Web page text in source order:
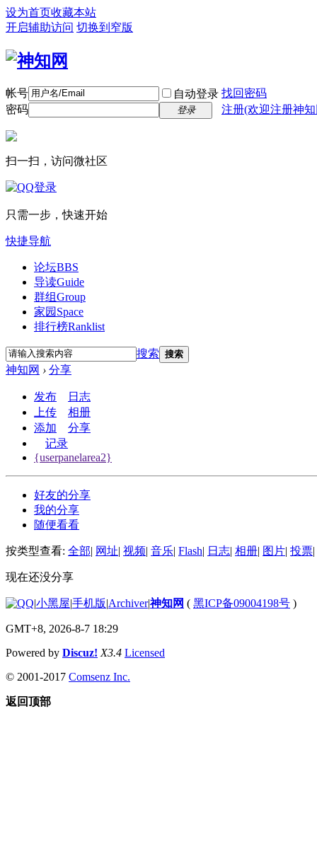
设为首页收藏本站
开启辅助访问 切换到窄版
帐号 自动登录 找回密码
密码
登录 注册(欢迎注册神
扫一扫，访问微社区
只需一步，快速开始
快捷导航
论坛BBS
导读Guide
群组Group
家园 Space
排行榜Ranklist
搜索 搜索
神知网 › 分享
发布
日志
上传
相册
添加
分享
记录
{userpanelarea2}
好友的分享
我的分享
随便看看
按类型查看: 全部| 网址| 视频| 音乐| Flash| 日志| 相册| 图片| 投票|
现在还没分享
|小黑屋|手机版|Archiver|神知网 ( 黑ICP备09004198号 )
GMT+8, 2026-8-7 18:29
Powered by Discuz! X3.4 Licensed
© 2001-2017 Comsenz Inc.
返回顶部